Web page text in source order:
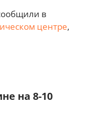
в
центре,
на 8-10